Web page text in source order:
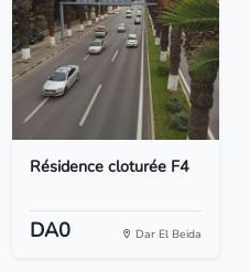
Résidence cloturée F4
DA0 Dar El Beida